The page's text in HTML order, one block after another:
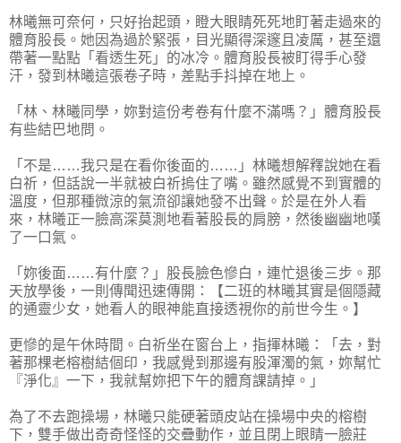
林曦無可奈何，只好抬起頭，瞪大眼睛死死地盯著走過來的
體育股長。她因為過於緊張，目光顯得深邃且凌厲，甚至還
帶著一點點「看透生死」的冰冷。體育股長被盯得手心發
汗，發到林曦這張卷子時，差點手抖掉在地上。
「林、林曦同學，妳對這份考卷有什麼不滿嗎？」體育股長
有些結巴地問。
「不是……我只是在看你後面的……」林曦想解釋說她在看
白祈，但話說一半就被白祈摀住了嘴。雖然感覺不到實體的
溫度，但那種微涼的氣流卻讓她發不出聲。於是在外人看
來，林曦正一臉高深莫測地看著股長的肩膀，然後幽幽地嘆
了一口氣。
「妳後面……有什麼？」股長臉色慘白，連忙退後三步。那
天放學後，一則傳聞迅速傳開：【二班的林曦其實是個隱藏
的通靈少女，她看人的眼神能直接透視你的前世今生。】
更慘的是午休時間。白祈坐在窗台上，指揮林曦：「去，對
著那棵老榕樹結個印，我感覺到那邊有股渾濁的氣，妳幫忙
『淨化』一下，我就幫妳把下午的體育課請掉。」
為了不去跑操場，林曦只能硬著頭皮站在操場中央的榕樹
下，雙手做出奇奇怪怪的交疊動作，並且閉上眼睛一臉莊